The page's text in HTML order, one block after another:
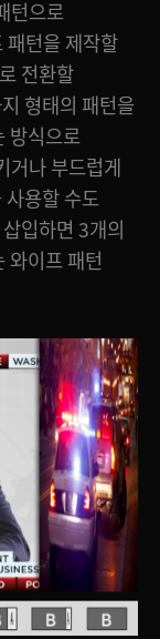
턴으로
패턴을 제작할
전환할
형태의 패턴을
방식으로
거나 부드럽게
사용할 수도
입하면 3개의
와이프 패턴